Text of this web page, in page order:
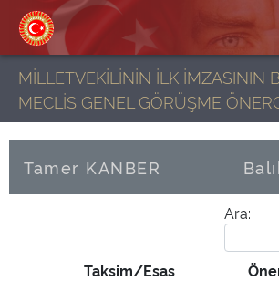
MİLLETVEKİLİNİN İLK İMZASININ
MECLİS GENEL GÖRÜŞME
Tamer KANBER
Ara:
Taksim/Esas